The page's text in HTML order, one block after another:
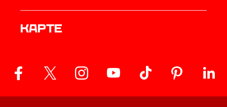
Карте